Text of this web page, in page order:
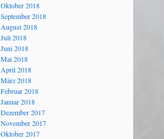
Oktober 2018
September 2018
August 2018
Juli 2018
Juni 2018
Mai 2018
April 2018
März 2018
Februar 2018
Januar 2018
Dezember 2017
November 2017
Oktober 2017